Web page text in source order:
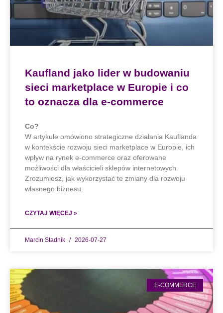
Kaufland jako lider w budowaniu
sieci marketplace w Europie i co
to oznacza dla e-commerce
Co?
W artykule omówiono strategiczne działania Kauflanda
w kontekście rozwoju sieci marketplace w Europie, ich
wpływ na rynek e-commerce oraz oferowane
możliwości dla właścicieli sklepów internetowych.
Zrozumiesz, jak wykorzystać te zmiany dla rozwoju
własnego biznesu.
CZYTAJ WIĘCEJ »
Marcin Stadnik 2026-07-27
E-COMMERCE